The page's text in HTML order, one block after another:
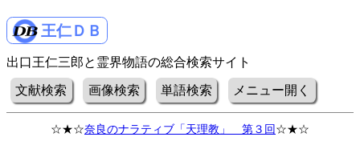
王仁ＤＢ
出口王仁三郎と霊界物語の総合検索サイト
文献検索 画像検索 単語検索 メニュー開く
☆★☆奈良のナラティブ「天理教」 第３回☆★☆